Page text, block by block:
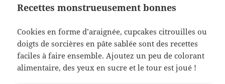
Recettes monstrueusement bonnes
Cookies en forme d’araignée, cupcakes citrouilles ou
doigts de sorcières en pâte sablée sont des recettes
faciles à faire ensemble. Ajoutez un peu de colorant
alimentaire, des yeux en sucre et le tour est joué !